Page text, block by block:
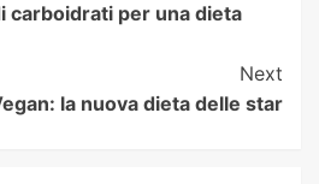
carboidrati per una dieta
Next
la nuova dieta delle star